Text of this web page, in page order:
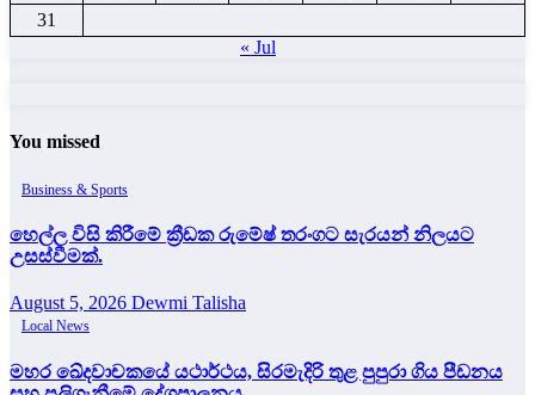
31
« Jul
You missed
Business & Sports
හෙල්ල විසි කිරීමේ ක්‍රීඩක රුමේෂ් තරංගට සැරයන් නිලයට
උසස්වීමක්.
August 5, 2026 Dewmi Talisha
Local News
මහර ඛේදවාචකයේ යථාර්ථය, සිරමැදිරි තුළ පුපුරා ගිය පීඩනය